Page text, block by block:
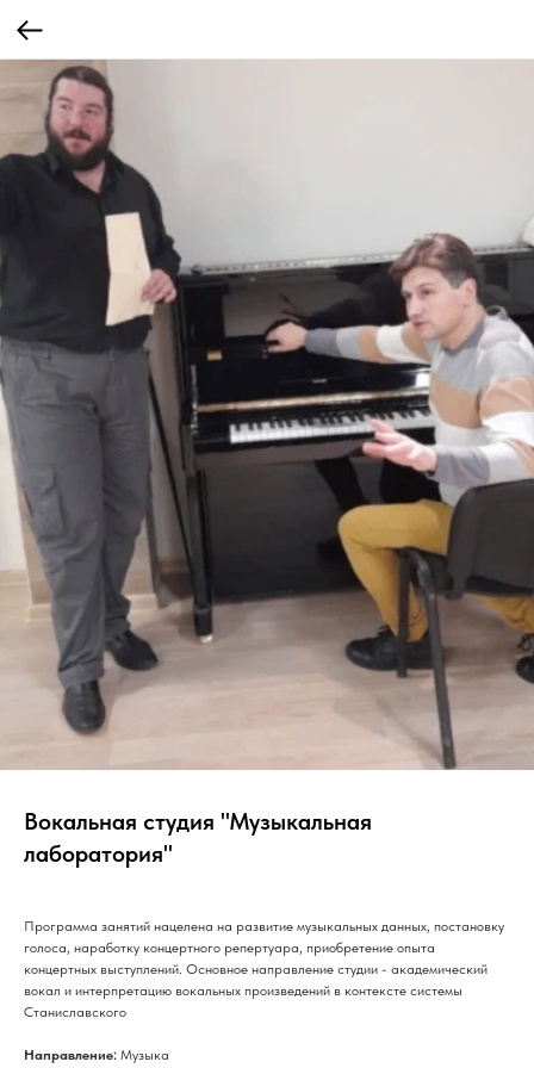
Вокальная студия "Музыкальная
лаборатория"
Программа занятий нацелена на развитие музыкальных данных, постановку
голоса, наработку концертного репертуара, приобретение опыта
концертных выступлений. Основное направление студии - академический
вокал и интерпретацию вокальных произведений в контексте системы
Станиславского
Направление: Музыка